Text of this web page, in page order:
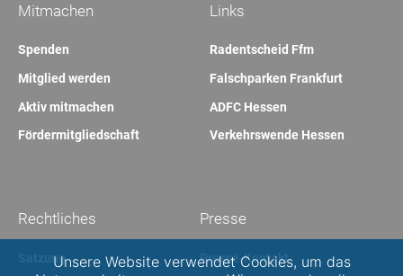
Links
Radentscheid Ffm
Falschparken Frankfurt
ADFC Hessen
Verkehrswende Hessen
Mitmachen
Spenden
Mitglied werden
Aktiv mitmachen
Fördermitgliedschaft
Presse
Presse-Kontakt
Rechtliches
SatzungUnsere Website verwendet Cookies, um das